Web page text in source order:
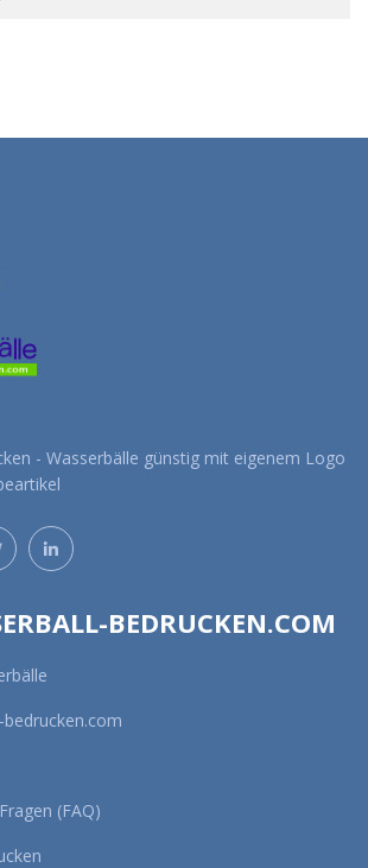
- Wasserbälle günstig mit eigenem Logo
BEDRUCKEN.COM
(FAQ)